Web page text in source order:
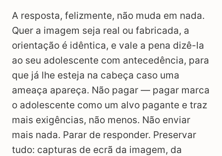
A resposta, felizmente, não muda em nada.
Quer a imagem seja real ou fabricada, a
orientação é idêntica, e vale a pena dizê-la
ao seu adolescente com antecedência, para
que já lhe esteja na cabeça caso uma
ameaça apareça. Não pagar — pagar marca
o adolescente como um alvo pagante e traz
mais exigências, não menos. Não enviar
mais nada. Parar de responder. Preservar
tudo: capturas de ecrã da imagem, da